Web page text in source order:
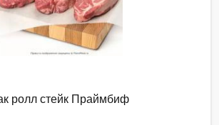
ролл стейк Праймбиф